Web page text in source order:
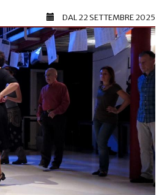
DAL22 SETTEMBRE 2025